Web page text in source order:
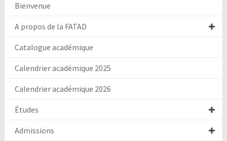
Bienvenue
A propos de la FATAD
Catalogue académique
Calendrier académique 2025
Calendrier académique 2026
Études
Admissions